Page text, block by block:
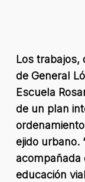
Los trabajos,
de General
Escuela
de un plan
ejido urbano.
acompañada
educación